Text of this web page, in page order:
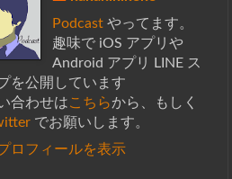
Podcast やってます。
趣味で iOS アプリや
Android アプリ LINE ス
を公開しています
合わせはこちらから、もしく
でお願いします。
ロフィールを表示